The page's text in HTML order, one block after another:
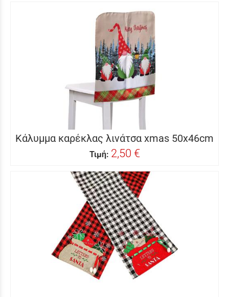
Κάλυμμα καρέκλας λινάτσα xmas 50x46cm
Τιμή: 2,50 €